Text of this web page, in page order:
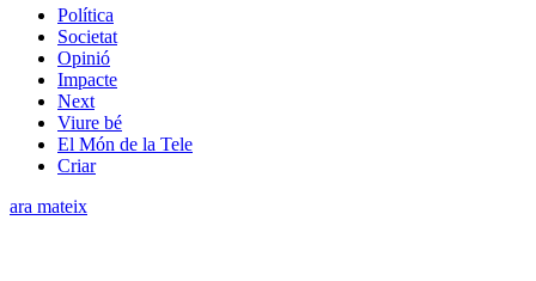
Política
Societat
Opinió
Impacte
Next
Viure bé
El Món de la Tele
Criar
ara mateix